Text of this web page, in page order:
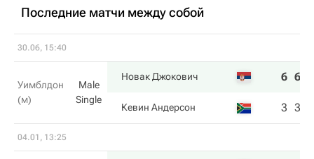
Последние матчи между собой
30.06, 15:40
Уимблдон
(м)
Male
Single
Новак Джокович 6 6
Кевин Андерсон 3 3
04.01, 13:25